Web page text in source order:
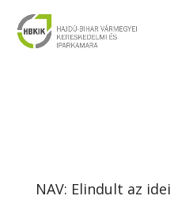
NAV: Elindult az idei